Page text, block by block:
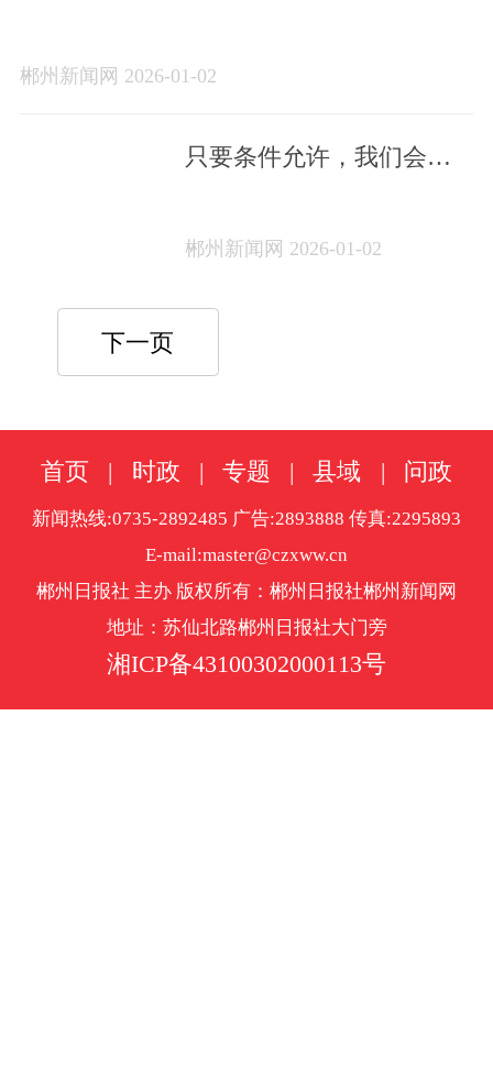
郴州新闻网 2026-01-02
只要条件允许，我们会尽
郴州新闻网 2026-01-02
下一页
首页 | 时政 | 专题 | 县域 | 问政
新闻热线:0735-2892485 广告:2893888 传真:2295893
E-mail:master@czxww.cn
郴州日报社 主办 版权所有：郴州日报社郴州新闻网
地址：苏仙北路郴州日报社大门旁
湘ICP备43100302000113号